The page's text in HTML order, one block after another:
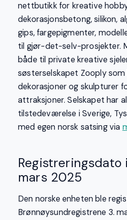
nettbutikk for kreative
dekorasjonsbetong, silikon,
gips, fargepigmenter,
til gjør-det-selv-prosjekter.
både til private kreative
søsterselskapet Zooply som
dekorasjoner og skulpturer
attraksjoner. Selskapet har
tilstedeværelse i Sverige,
med egen norsk satsing via
Registreringsdato
mars 2025
Den norske enheten ble
Brønnøysundregistrene 3.